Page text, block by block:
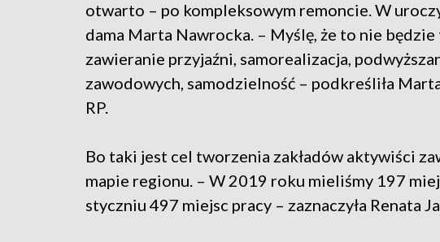
otwarto – po kompleksowym remoncie. W
dama Marta Nawrocka. – Myślę, że to nie
zawieranie przyjaźni, samorealizacja,
zawodowych, samodzielność – podkreśliła
RP.
Bo taki jest cel tworzenia zakładów aktywiści
mapie regionu. – W 2019 roku mieliśmy 197
styczniu 497 miejsc pracy – zaznaczyła Renata